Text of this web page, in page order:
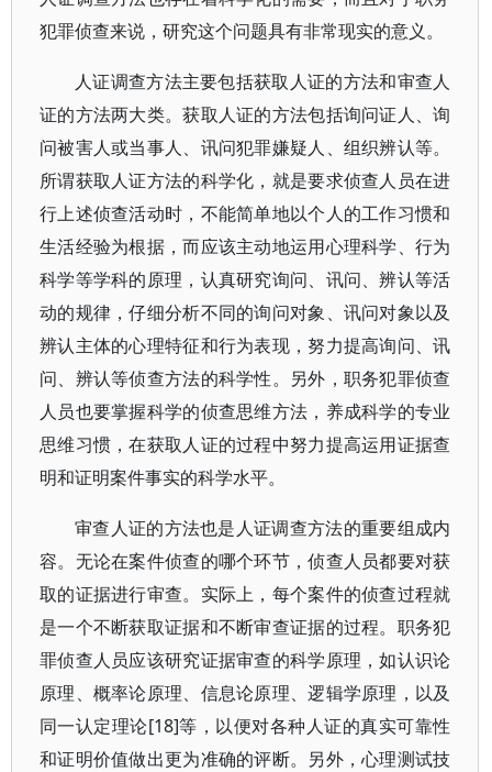
犯罪侦查来说，研究这个问题具有非常现实的意义。
人证调查方法主要包括获取人证的方法和审查人
证的方法两大类。获取人证的方法包括询问证人、询
问被害人或当事人、讯问犯罪嫌疑人、组织辨认等。
所谓获取人证方法的科学化，就是要求侦查人员在进
行上述侦查活动时，不能简单地以个人的工作习惯和
生活经验为根据，而应该主动地运用心理科学、行为
科学等学科的原理，认真研究询问、讯问、辨认等活
动的规律，仔细分析不同的询问对象、讯问对象以及
辨认主体的心理特征和行为表现，努力提高询问、讯
问、辨认等侦查方法的科学性。另外，职务犯罪侦查
人员也要掌握科学的侦查思维方法，养成科学的专业
思维习惯，在获取人证的过程中努力提高运用证据查
明和证明案件事实的科学水平。
审查人证的方法也是人证调查方法的重要组成内
容。无论在案件侦查的哪个环节，侦查人员都要对获
取的证据进行审查。实际上，每个案件的侦查过程就
是一个不断获取证据和不断审查证据的过程。职务犯
罪侦查人员应该研究证据审查的科学原理，如认识论
原理、概率论原理、信息论原理、逻辑学原理，以及
同一认定理论[18]等，以便对各种人证的真实可靠性
和证明价值做出更为准确的评断。另外，心理测试技